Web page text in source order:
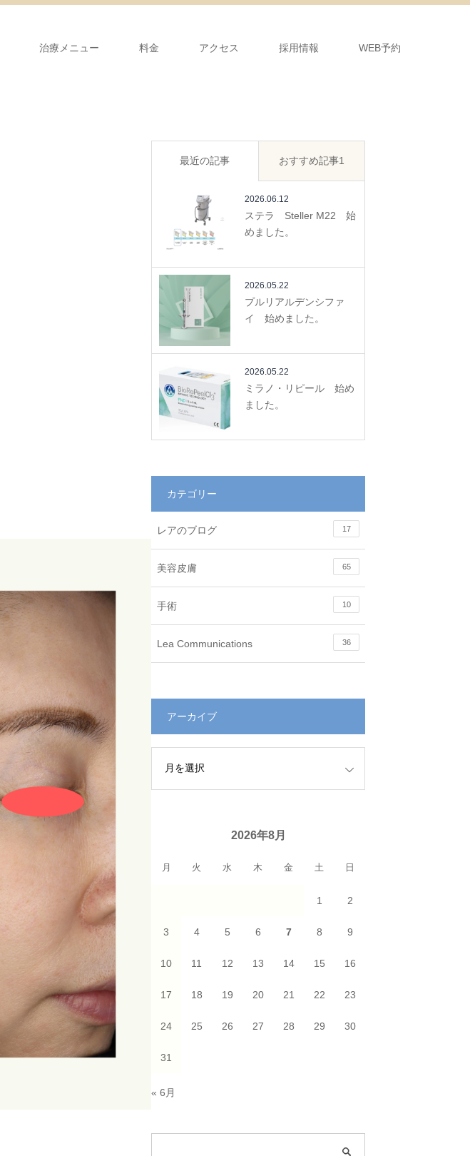
治療メニュー 料金 アクセス 採用情報 WEB予約
最近の記事 おすすめ記事1
2026.06.12
ステラ Steller M22 始
めました。
2026.05.22
プルリアルデンシファ
イ 始めました。
2026.05.22
ミラノ・リピール 始め
ました。
カテゴリー
レアのブログ 17
美容皮膚 65
手術 10
Lea Communications 36
アーカイブ
2026年8月
月 火 水 木 金 土 日
1 2
3 4 5 6 7 8 9
10 11 12 13 14 15 16
17 18 19 20 21 22 23
24 25 26 27 28 29 30
31
« 6月